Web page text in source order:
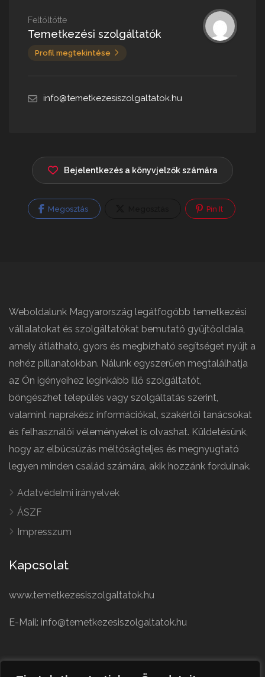
Feltöltötte
Temetkezési szolgáltatók
Profil megtekintése
info@temetkezesiszolgaltatok.hu
Bejelentkezés a könyvjelzők számára
Megosztás Pin It
Weboldalunk Magyarország legátfogóbb temetkezési
vállalatokat és szolgáltatókat bemutató gyűjtőoldala,
amely átlátható, gyors és megbízható segítséget nyújt a
nehéz pillanatokban. Nálunk egyszerűen megtalálhatja
az Ön igényeihez leginkább illő szolgáltatót,
böngészhet település vagy szolgáltatás szerint,
valamint naprakész információkat, szakértői tanácsokat
és felhasználói véleményeket is olvashat. Küldetésünk,
hogy az elbúcsúzás méltóságteljes és megnyugtató
legyen minden család számára, akik hozzánk fordulnak.
Adatvédelmi irányelvek
ÁSZF
Impresszum
Kapcsolat
www.temetkezesiszolgaltatok.hu
E-Mail: info@temetkezesiszolgaltatok.hu